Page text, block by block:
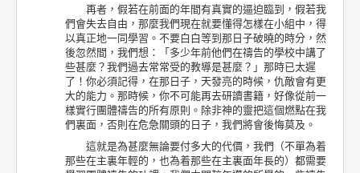
再者，假若在前面的年間有真實的逼迫臨到，假若我
們會失去自由，那麼我們現在就要懂得怎樣在小組中，得
以真正地一同學習。不要白白等到那日子破曉的時分，然
後忽然間，我們想：「多少年前他們在禱告的學校中講了
些甚麼？我們過去常常受的教導是甚麼？」那時已太遲
了！你必須記得，在那日子，天發亮的時候，仇敵會有更
大的能力。那時候，你不可能再去研讀書籍，好像從前一
樣實行團體禱告的所有原則。除非神的靈把這個燃點在我
們裏面，否則在危急關頭的日子，我們將會後悔莫及。
這就是為甚麼無論要付多大的代價，我們（不單為着
那些在主裏年輕的，也為着那些在主裏面年長的）都需要